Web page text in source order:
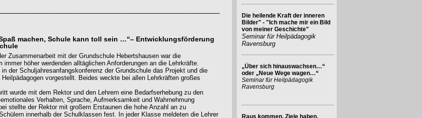
machen, Schule kann toll sein …“– Entwicklungsförderung
Zusammenarbeit mit der Grundschule Hebertshausen war die
immer höher werdenden alltäglichen Anforderungen an die Lehrkräfte.
der Schuljahresanfangskonferenz der Grundschule das Projekt und die
vorgestellt. Beides weckte bei allen Lehrkräften großes
wurde mit dem Rektor und den Lehrern eine Bedarfserhebung zu den
Verhalten, Sprache, Aufmerksamkeit und Wahrnehmung
stellte der Rektor mit großem Erstaunen die hohe Anzahl an zu
innerhalb der Schulklassen fest. In jeder Klasse meldeten die Lehrer
Die heilende Kraft der inneren
Bilder" - "Ich mache mir ein Bild
von meiner Geschichte"
Seminar für Heilpädagogik
Ravensburg
„Über sich hinauswachsen…“
oder „Neue Wege wagen…“
Seminar für Heilpädagogik
Ravensburg
Raus kommen, Ziele haben,